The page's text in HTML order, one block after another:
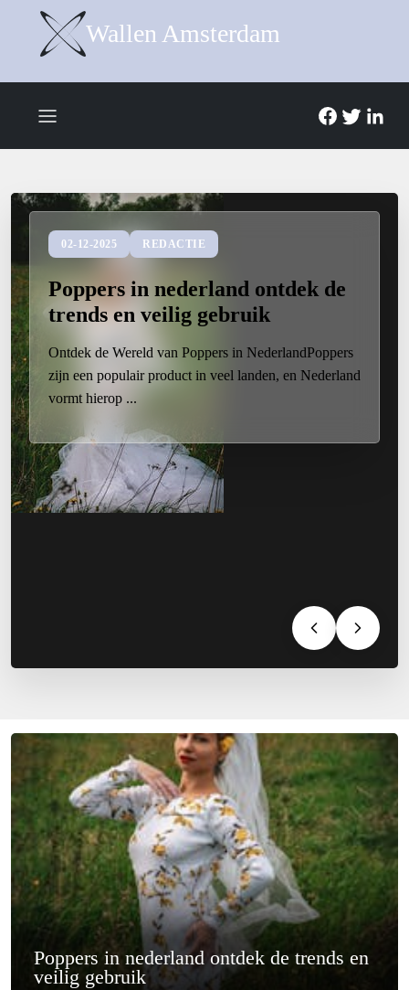
Wallen Amsterdam
02-12-2025 REDACTIE
Poppers in nederland ontdek de
trends en veilig gebruik
Ontdek de Wereld van Poppers in NederlandPoppers
zijn een populair product in veel landen, en Nederland
vormt hierop ...
Poppers in nederland ontdek de trends en
veilig gebruik